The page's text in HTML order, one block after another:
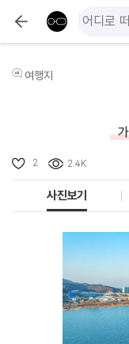
여행지
2 2.4K
사진보기